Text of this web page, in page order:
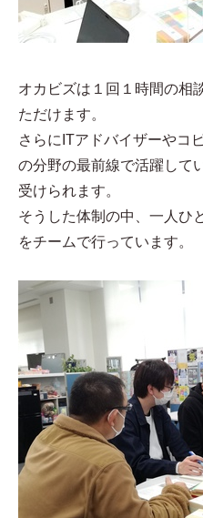
オカビズは１回１時間の相
ただけます。
さらにITアドバイザーやコ
の分野の最前線で活躍して
受けられます。
そうした体制の中、一人ひ
をチームで行っています。